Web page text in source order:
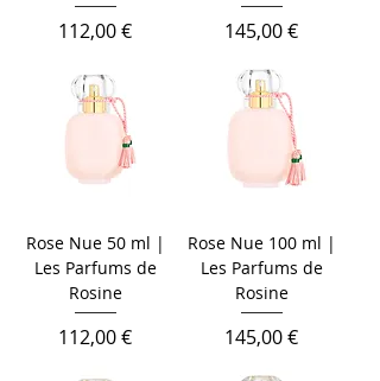
Cena
112,00 € Cena
145,00 €
Rose Nue 50 ml |
Les Parfums de
Rosine
Cena
112,00 €
Rose Nue 100 ml |
Les Parfums de
Rosine
Cena
145,00 €